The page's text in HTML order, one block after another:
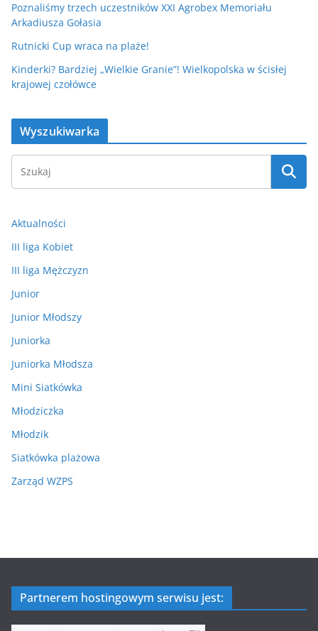
Poznaliśmy trzech uczestników XXI Agrobex Memoriału
Arkadiusza Gołasia
Rutnicki Cup wraca na plaże!
Kinderki? Bardziej „Wielkie Granie”! Wielkopolska w ścisłej
krajowej czołówce
Wyszukiwarka
Aktualności
III liga Kobiet
III liga Mężczyzn
Junior
Junior Młodszy
Juniorka
Juniorka Młodsza
Mini Siatkówka
Młodziczka
Młodzik
Siatkówka plażowa
Zarząd WZPS
Partnerem hostingowym serwisu jest: